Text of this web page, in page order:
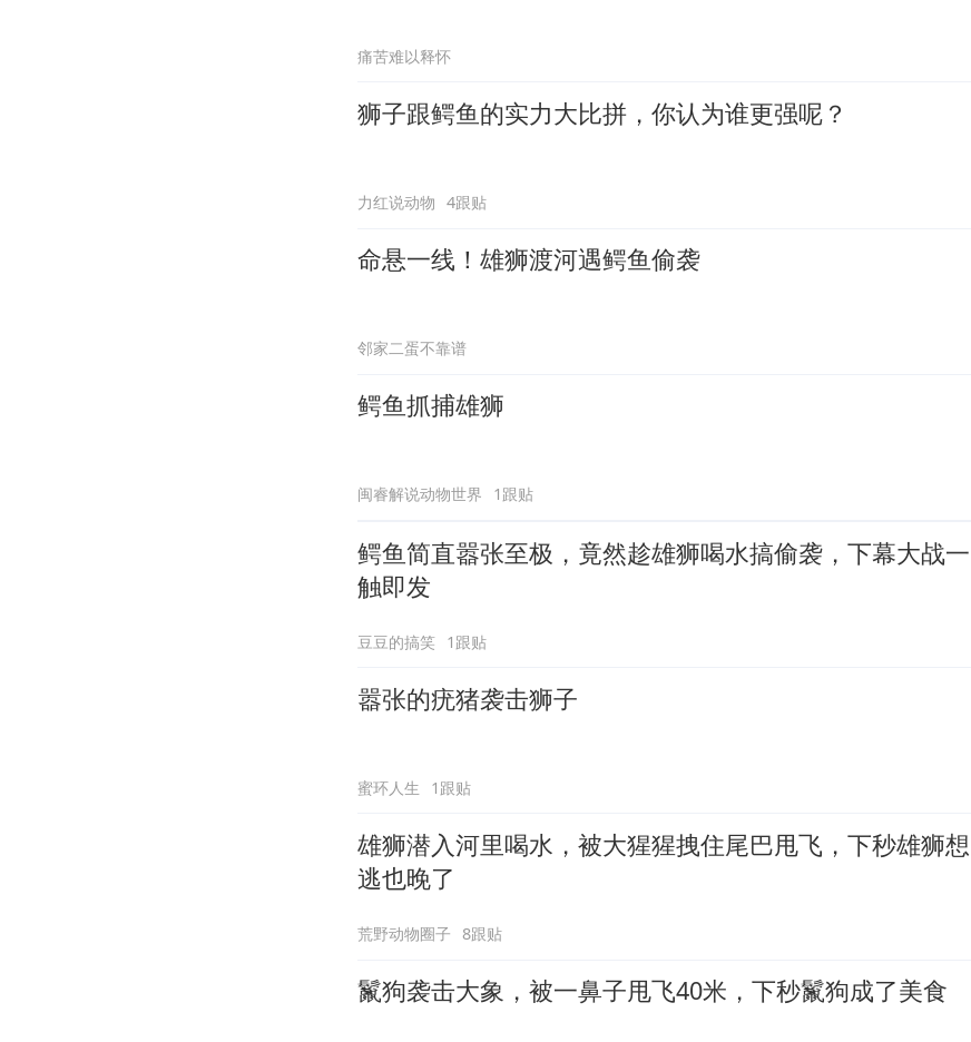
痛苦难以释怀
狮子跟鳄鱼的实力大比拼，你认为谁更强呢？
力红说动物 4跟贴
命悬一线！雄狮渡河遇鳄鱼偷袭
邻家二蛋不靠谱
鳄鱼抓捕雄狮
闽睿解说动物世界 1跟贴
鳄鱼简直嚣张至极，竟然趁雄狮喝水搞偷袭，下幕大战一
触即发
豆豆的搞笑 1跟贴
嚣张的疣猪袭击狮子
蜜环人生 1跟贴
雄狮潜入河里喝水，被大猩猩拽住尾巴甩飞，下秒雄狮想
逃也晚了
荒野动物圈子 8跟贴
鬣狗袭击大象，被一鼻子甩飞40米，下秒鬣狗成了美食